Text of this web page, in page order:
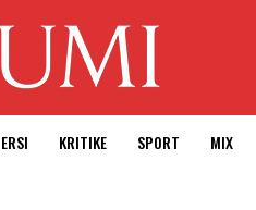
KRITIKE SPORT MIX